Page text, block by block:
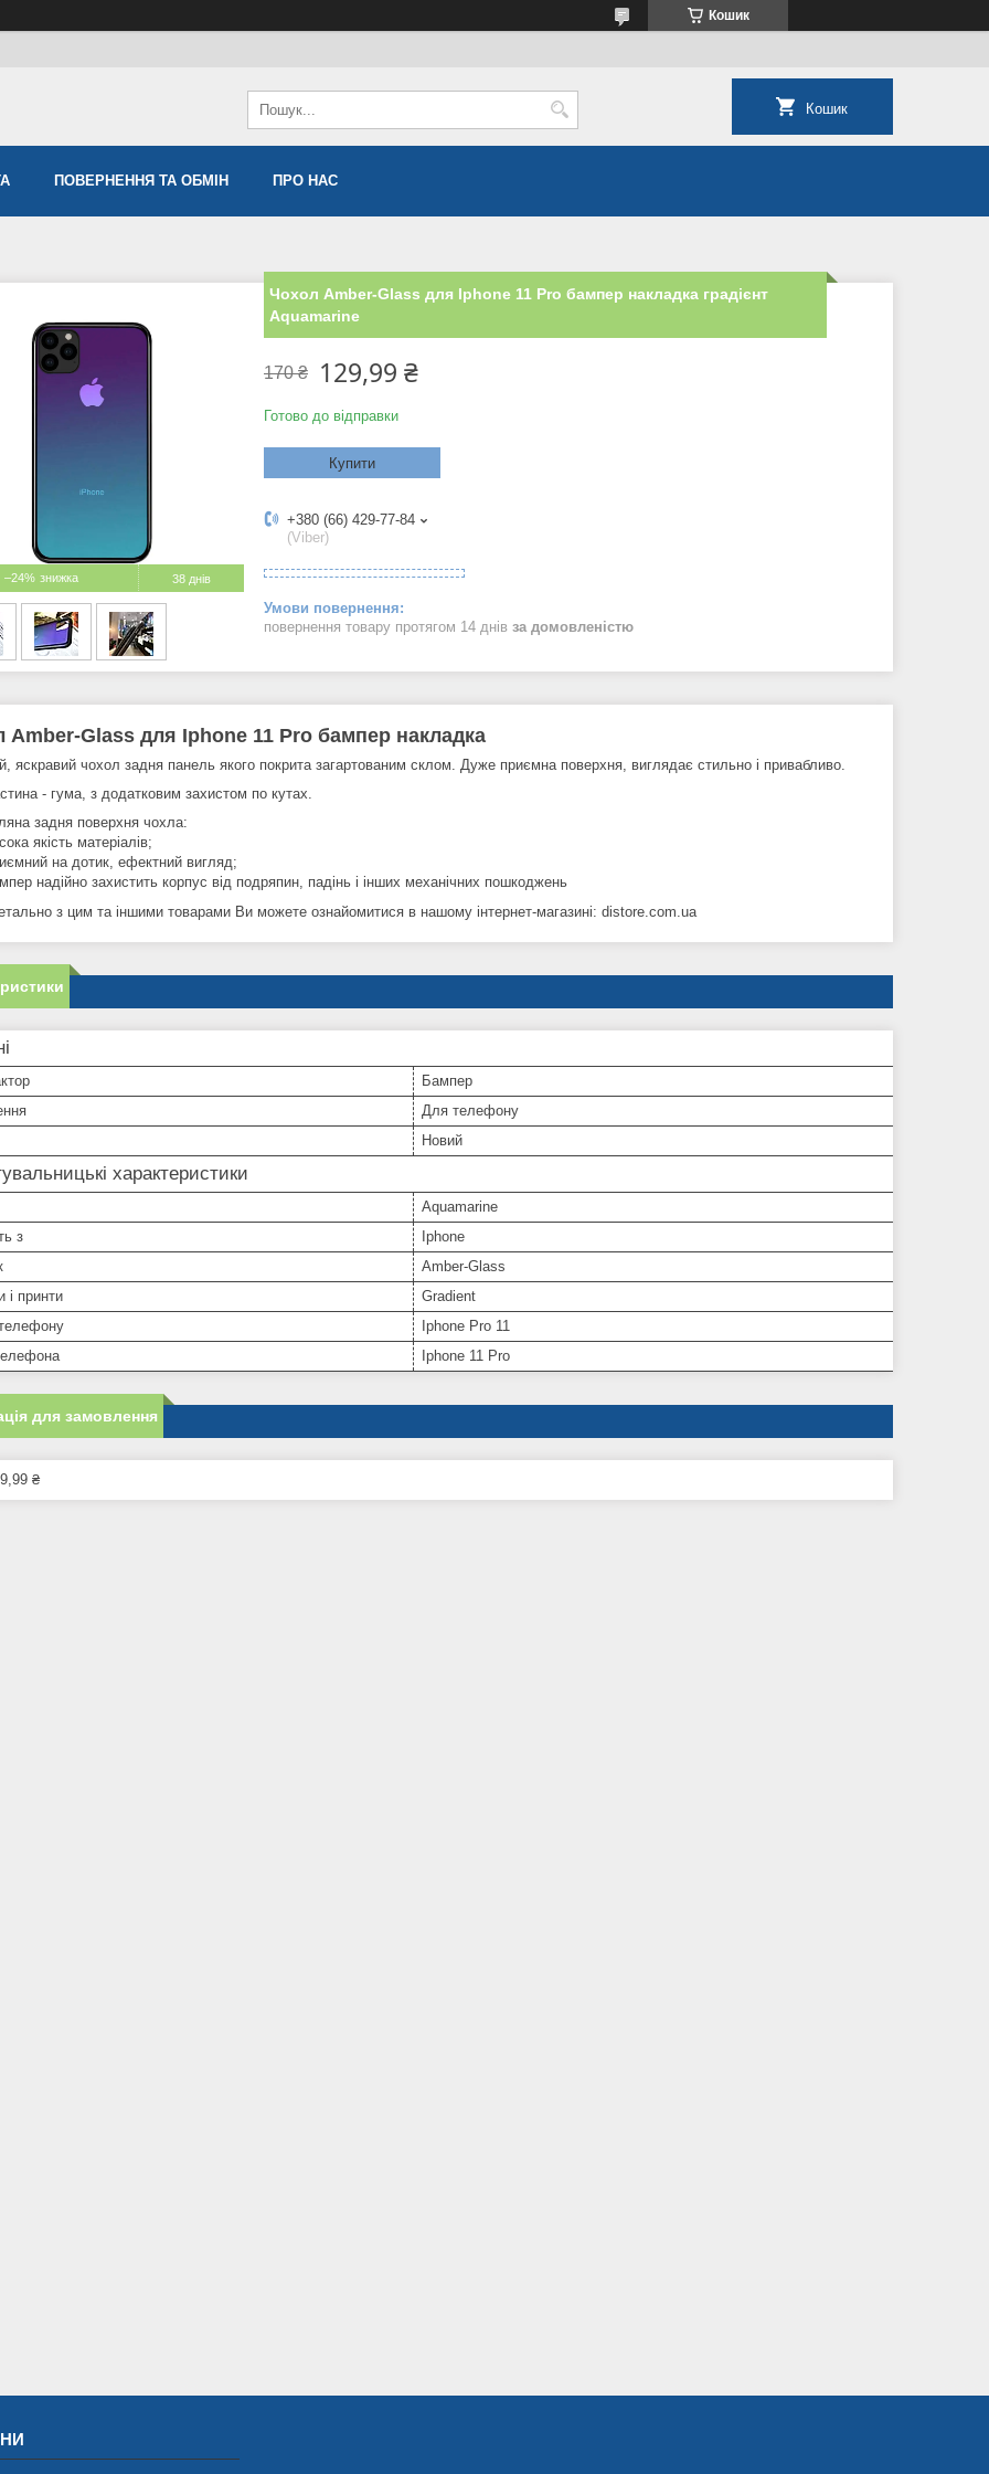
Кошик
Кошик
ПОВЕРНЕННЯ ТА ОБМІН ПРО НАС
–24% 38 днів
Чохол Amber-Glass для Iphone 11 Pro бампер накладка градієнт
Aquamarine
170 ₴ 129,99 ₴
Готово до відправки
Купити
+380 (66) 429-77-84
(Viber)
повернення товару протягом 14 днів за домовленістю
Amber-Glass для Iphone 11 Pro бампер накладка
яскравий чохол задня панель якого покрита загартованим склом. Дуже приємна поверхня, виглядає стильно і привабливо.
- гума, з додатковим захистом по кутах.
задня поверхня чохла:
якість матеріалів;
на дотик, ефектний вигляд;
надійно захистить корпус від подряпин, падінь і інших механічних пошкоджень
з цим та іншими товарами Ви можете ознайомитися в нашому інтернет-магазині: distore.com.ua
Бампер
Для телефону
Новий
характеристики
Aquamarine
з
Iphone
Amber-Glass
і принти
Gradient
Iphone Pro 11
Iphone 11 Pro
для замовлення
₴